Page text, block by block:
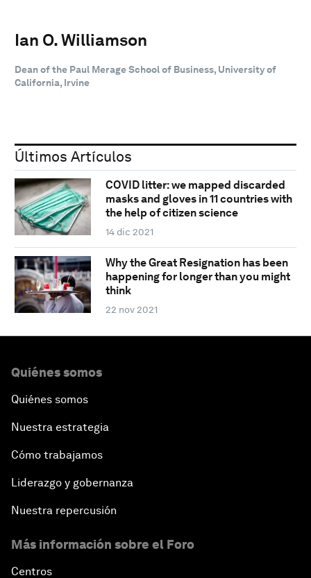
Ian O. Williamson
Dean of the Paul Merage School of Business, University of
California, Irvine
Últimos Artículos
COVID litter: we mapped discarded
masks and gloves in 11 countries with
the help of citizen science
14 dic 2021
Why the Great Resignation has been
happening for longer than you might
think
22 nov 2021
Quiénes somos
Quiénes somos
Nuestra estrategia
Cómo trabajamos
Liderazgo y gobernanza
Nuestra repercusión
Más información sobre el Foro
Centros